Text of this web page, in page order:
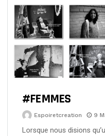
#FEMMES
Espoiretcreation 9
Lorsque nous disions